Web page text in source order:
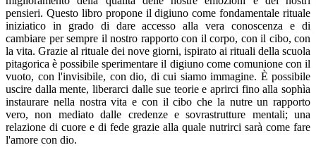
pensieri. Questo libro propone il digiuno come fondamentale rituale
iniziatico in grado di dare accesso alla vera conoscenza e di
cambiare per sempre il nostro rapporto con il corpo, con il cibo, con
la vita. Grazie al rituale dei nove giorni, ispirato ai rituali della scuola
pitagorica è possibile sperimentare il digiuno come comunione con il
vuoto, con l'invisibile, con dio, di cui siamo immagine. È possibile
uscire dalla mente, liberarci dalle sue teorie e aprirci fino alla sophìa
instaurare nella nostra vita e con il cibo che la nutre un rapporto
vero, non mediato dalle credenze e sovrastrutture mentali; una
relazione di cuore e di fede grazie alla quale nutrirci sarà come fare
l'amore con dio.